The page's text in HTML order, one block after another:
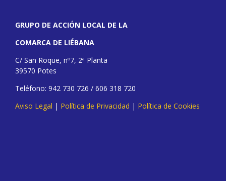
GRUPO DE ACCIÓN LOCAL DE LA
COMARCA DE LIÉBANA
C/ San Roque, nº7, 2ª Planta
39570 Potes
Teléfono: 942 730 726 / 606 318 720
Aviso Legal | Política de Privacidad | Política de Cookies